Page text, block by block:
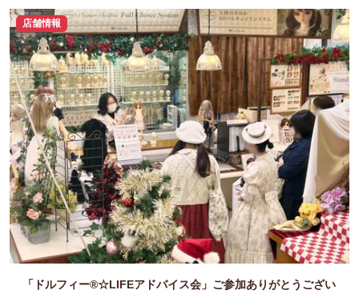
店舗情報
「ドルフィー®☆LIFEアドバイス会」ご参加ありがとうござい